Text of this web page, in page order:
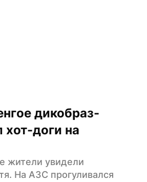
дикобраз-
хот-доги на
жители увидели
На АЗС прогуливался